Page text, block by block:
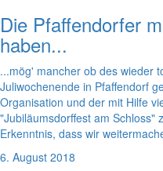
Die Pfaffendorfer
haben...
...mög' mancher ob des wieder
Juliwochenende in Pfaffendorf
Organisation und der mit Hilfe
"Jubiläumsdorffest am Schloss"
Erkenntnis, dass wir
6. August 2018